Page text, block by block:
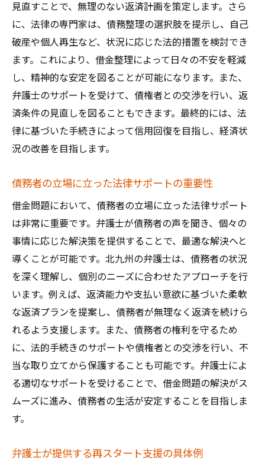
見直すことで、無理のない返済計画を策定します。さら
に、法律の専門家は、債務整理の選択肢を提示し、自己
破産や個人再生など、状況に応じた法的措置を検討でき
ます。これにより、借金整理によって日々の不安を軽減
し、精神的な安定を図ることが可能になります。また、
弁護士のサポートを受けて、債権者との交渉を行い、返
済条件の見直しを図ることもできます。最終的には、法
律に基づいた手続きによって信用回復を目指し、経済状
況の改善を目指します。
債務者の立場に立った法律サポートの重要性
借金問題において、債務者の立場に立った法律サポート
は非常に重要です。弁護士が債務者の声を聞き、個々の
事情に応じた解決策を提供することで、最適な解決へと
導くことが可能です。北九州の弁護士は、債務者の状況
を深く理解し、個別のニーズに合わせたアプローチを行
います。例えば、返済能力や支払い意欲に基づいた柔軟
な返済プランを提案し、債務者が無理なく返済を続けら
れるよう支援します。また、債務者の権利を守るため
に、法的手続きのサポートや債権者との交渉を行い、不
当な取り立てから保護することも可能です。弁護士によ
る適切なサポートを受けることで、借金問題の解決がス
ムーズに進み、債務者の生活が安定することを目指しま
す。
弁護士が提供する再スタート支援の具体例